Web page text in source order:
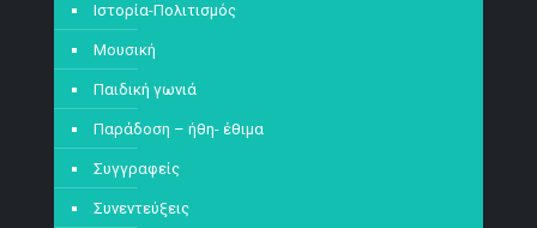
Ιστορία-Πολιτισμός
Μουσική
Παιδική γωνιά
Παράδοση – ήθη- έθιμα
Συγγραφείς
Συνεντεύξεις